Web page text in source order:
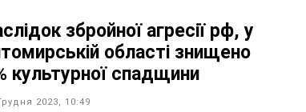
збройної агресії рф, у
області знищено
культурної спадщини
2023, 10:49